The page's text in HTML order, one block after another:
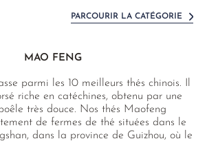
PARCOURIR LA CATÉGORIE
MAO FENG
parmi les 10 meilleurs thés chinois. Il
riche en catéchines, obtenu par une
très douce. Nos thés Maofeng
de fermes de thé situées dans le
dans la province de Guizhou, où le